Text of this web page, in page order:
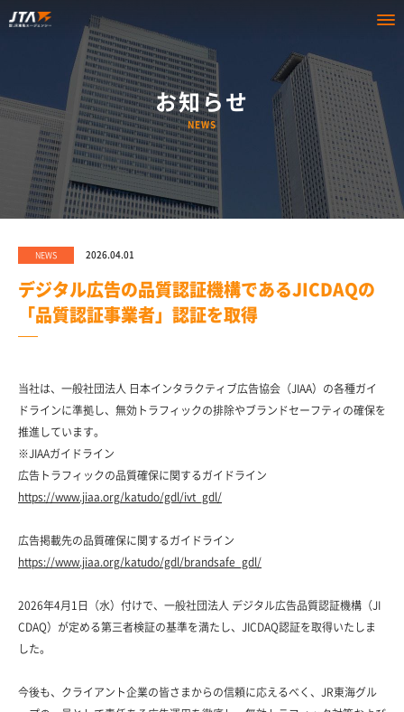
お知らせ
NEWS
NEWS 2026.04.01
デジタル広告の品質認証機構であるJICDAQの
「品質認証事業者」認証を取得
当社は、一般社団法人 日本インタラクティブ広告協会（ JIAA）の各種ガイ
ドラインに準拠し、無効トラフィックの排除やブランドセーフティの確保を
推進しています。
※JIAAガイドライン
広告トラフィックの品質確保に関するガイドライン
https://www.jiaa.org/katudo/gdl/ivt_gdl/
広告掲載先の品質確保に関するガイドライン
https://www.jiaa.org/katudo/gdl/brandsafe_gdl/
2026年4 月 1 日（水）付けで、一般社団法人 デジタル広告品質認証機構（ JI
CDAQ）が定める第三者検証の基準を満たし、 JICDAQ認証を取得いたしま
した。
今後も、クライアント企業の皆さまからの信頼に応えるべく、 JR東海グル